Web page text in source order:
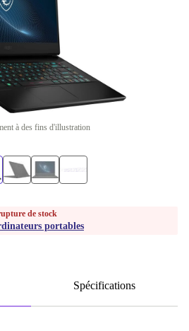
à des fins d'illustration
de stock
portables
Spécifications